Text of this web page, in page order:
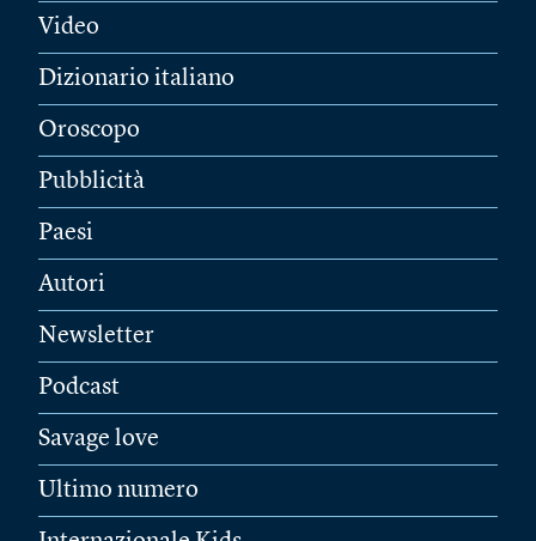
Video
Dizionario italiano
Oroscopo
Pubblicità
Paesi
Autori
Newsletter
Podcast
Savage love
Ultimo numero